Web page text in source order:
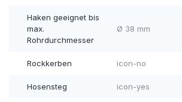
Haken geeignet bis
max.
Rohrdurchmesser
Ø 38 mm
Rockkerben icon-no
Hosensteg icon-yes